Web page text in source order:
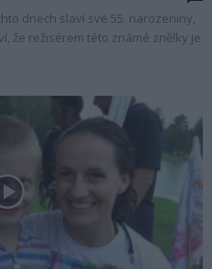
dnech slaví své 55. narozeniny,
že režisérem této známé znělky je